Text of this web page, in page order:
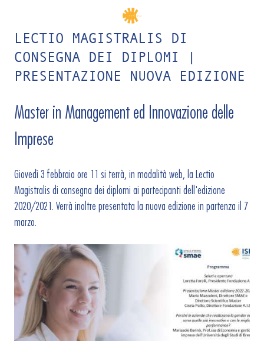
LECTIO MAGISTRALIS DI
CONSEGNA DEI DIPLOMI |
PRESENTAZIONE NUOVA EDIZIONE
Master in Management ed Innovazione delle
Imprese
Giovedì 3 febbraio ore 11 si terrà, in modalità web, la Lectio
Magistralis di consegna dei diplomi ai partecipanti dell'edizione
2020/2021. Verrà inoltre presentata la nuova edizione in partenza il 7
marzo.